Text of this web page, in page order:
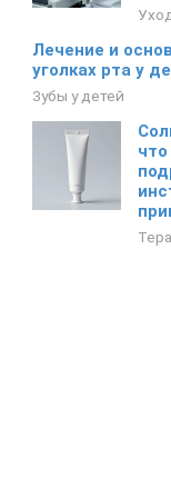
Уход
Лечение и
уголках рта у
Зубы у детей